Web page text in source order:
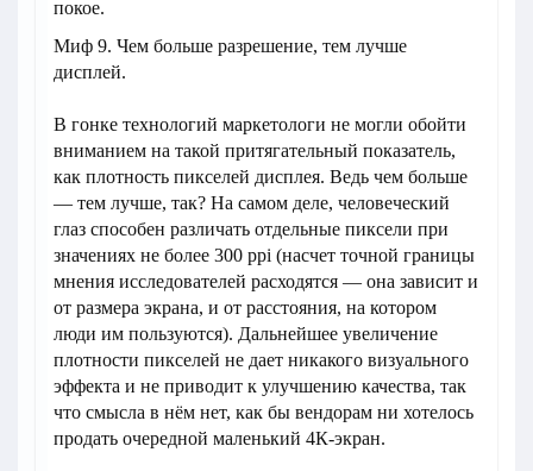
покое.
Миф 9. Чем больше разрешение, тем лучше
дисплей.
В гонке технологий маркетологи не могли обойти
вниманием на такой притягательный показатель,
как плотность пикселей дисплея. Ведь чем больше
— тем лучше, так? На самом деле, человеческий
глаз способен различать отдельные пиксели при
значениях не более 300 ppi (насчет точной границы
мнения исследователей расходятся — она зависит и
от размера экрана, и от расстояния, на котором
люди им пользуются). Дальнейшее увеличение
плотности пикселей не дает никакого визуального
эффекта и не приводит к улучшению качества, так
что смысла в нём нет, как бы вендорам ни хотелось
продать очередной маленький 4К-экран.